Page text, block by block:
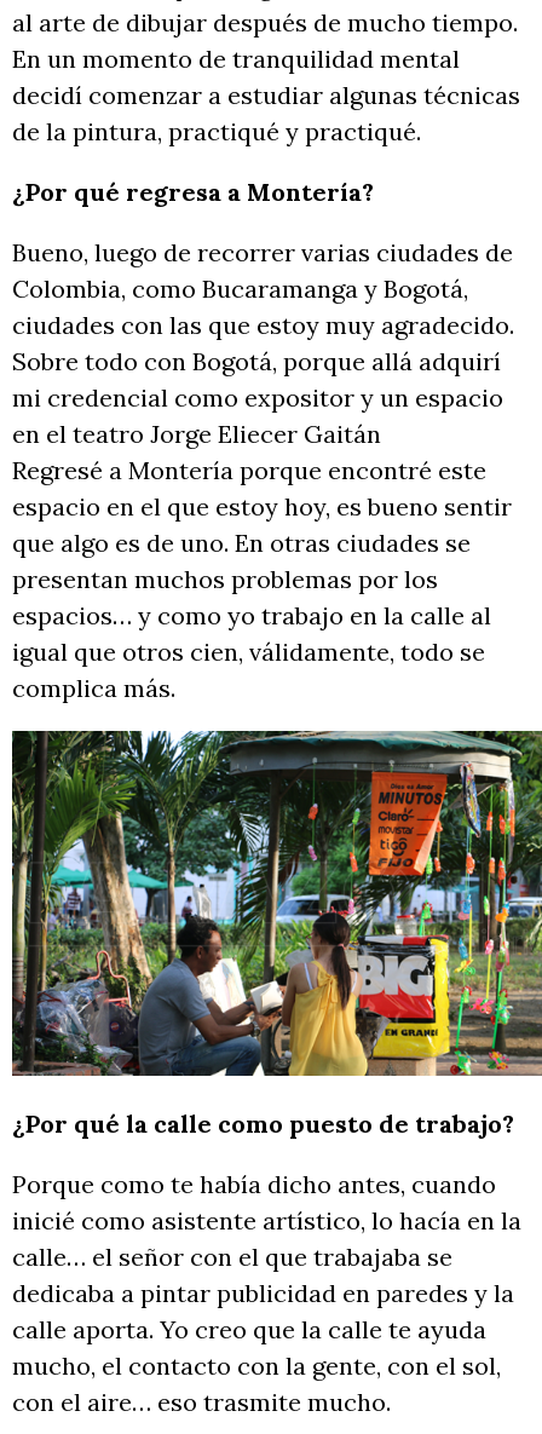
al arte de dibujar después de mucho tiempo.
En un momento de tranquilidad mental
decidí comenzar a estudiar algunas técnicas
de la pintura, practiqué y practiqué.
¿Por qué regresa a Montería?
Bueno, luego de recorrer varias ciudades de
Colombia, como Bucaramanga y Bogotá,
ciudades con las que estoy muy agradecido.
Sobre todo con Bogotá, porque allá adquirí
mi credencial como expositor y un espacio
en el teatro Jorge Eliecer Gaitán
Regresé a Montería porque encontré este
espacio en el que estoy hoy, es bueno sentir
que algo es de uno. En otras ciudades se
presentan muchos problemas por los
espacios… y como yo trabajo en la calle al
igual que otros cien, válidamente, todo se
complica más.
¿Por qué la calle como puesto de trabajo?
Porque como te había dicho antes, cuando
inicié como asistente artístico, lo hacía en la
calle… el señor con el que trabajaba se
dedicaba a pintar publicidad en paredes y la
calle aporta. Yo creo que la calle te ayuda
mucho, el contacto con la gente, con el sol,
con el aire… eso trasmite mucho.